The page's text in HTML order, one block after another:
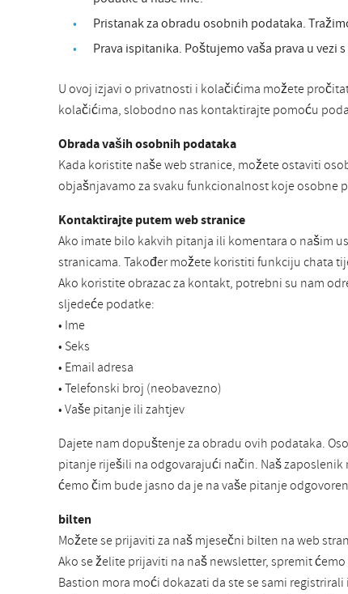
Pristanak za obradu osobnih podataka.
Prava ispitanika. Poštujemo vaša prava u
U ovoj izjavi o privatnosti i kolačićima možete
kolačićima, slobodno nas kontaktirajte pomoću
Obrada vaših osobnih podataka
Kada koristite naše web stranice, možete ostaviti
objašnjavamo za svaku funkcionalnost koje osobne
Kontaktirajte putem web stranice
Ako imate bilo kakvih pitanja ili komentara o našim
stranicama. Također možete koristiti funkciju chata
Ako koristite obrazac za kontakt, potrebni su nam
sljedeće podatke:
• Ime
• Seks
• Email adresa
• Telefonski broj (neobavezno)
• Vaše pitanje ili zahtjev
Dajete nam dopuštenje za obradu ovih podataka.
pitanje riješili na odgovarajući način. Naš
ćemo čim bude jasno da je na vaše pitanje
bilten
Možete se prijaviti za naš mjesečni bilten na web
Ako se želite prijaviti na naš newsletter, spremit
Bastion mora moći dokazati da ste se sami